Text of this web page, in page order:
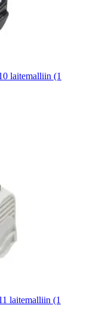
laitemalliin (1
laitemalliin (1